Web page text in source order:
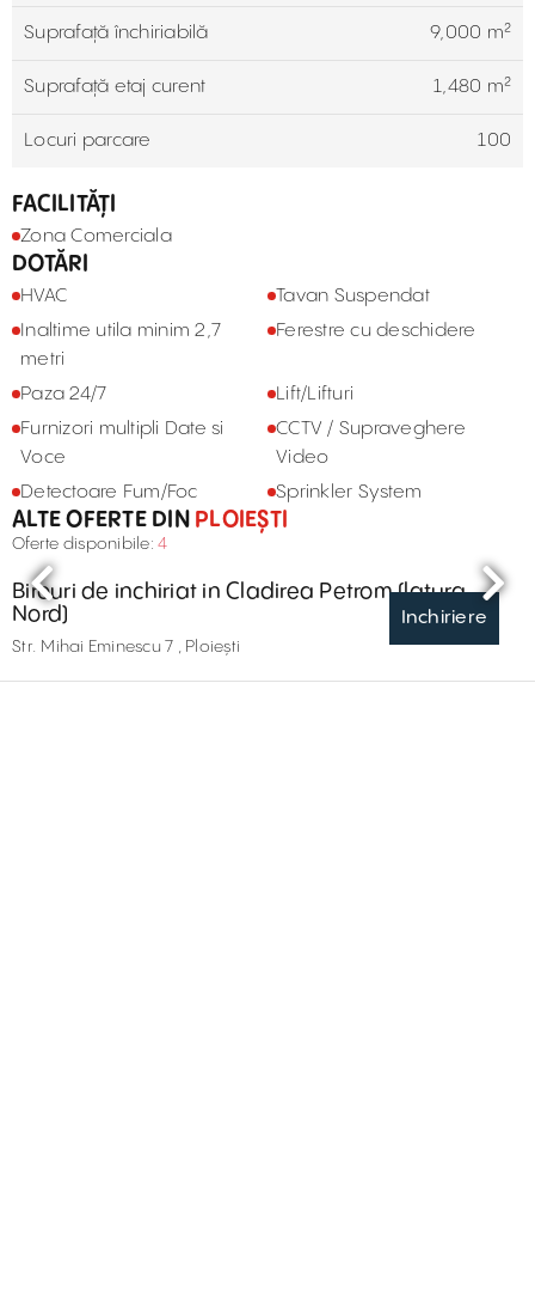
Suprafață închiriabilă 9,000 m²
Suprafață etaj curent 1,480 m²
Locuri parcare 100
FACILITĂȚI
Zona Comerciala
DOTĂRI
HVAC
Tavan Suspendat
Inaltime utila minim 2,7
metri
Ferestre cu deschidere
Paza 24/7
Lift/Lifturi
Furnizori multipli Date si
Voce
CCTV / Supraveghere
Video
Detectoare Fum/Foc
Sprinkler System
ALTE OFERTE DINPLOIEȘTI
Oferte disponibile: 4
Inchiriere
Birouri de inchiriat in Cladirea Petrom (latura
Nord)
Str. Mihai Eminescu 7 , Ploiești